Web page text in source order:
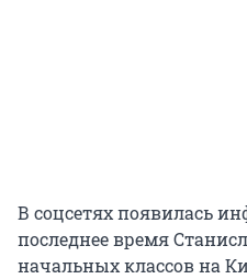
В соцсетях появилась
последнее время
начальных классов на